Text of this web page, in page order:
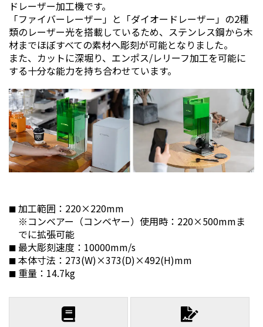
ドレーザー加工機です。
「ファイバーレーザー」と「ダイオードレーザー」の2種
類のレーザー光を搭載しているため、ステンレス鋼から木
材までほぼすべての素材へ彫刻が可能となりました。
また、カットに深堀り、エンポス/レリーフ加工を可能に
する十分な能力を持ち合わせています。
加工範囲：220×220mm
※コンベアー（コンベヤー）使用時：220×500mmま
でに拡張可能
最大彫刻速度：10000mm/s
本体寸法：273(W)×373(D)×492(H)mm
重量：14.7kg